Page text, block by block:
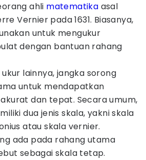
ahli matematika asal
Vernier pada 1631. Biasanya,
untuk mengukur
dengan bantuan rahang
lainnya, jangka sorong
untuk mendapatkan
dan tepat. Secara umum,
dua jenis skala, yakni skala
atau skala vernier.
ada pada rahang utama
sebagai skala tetap.